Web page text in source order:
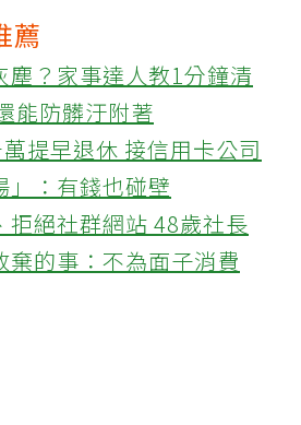
薦
塵？家事達人教1分鐘清
能防髒汙附著
提早退休 接信用卡公司
」：有錢也碰壁
拒絕社群網站 48歲社長
棄的事：不為面子消費